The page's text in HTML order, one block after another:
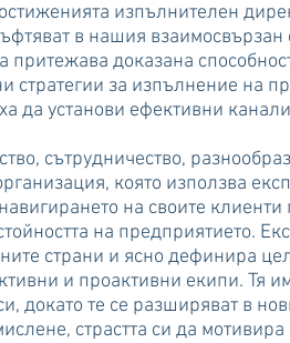
изпълнителен
в нашия взаимосвързан
доказана
стратегии за изпълнение на
да установи ефективни
сътрудничество,
която използва
на своите
на предприятието.
страни и ясно дефинира
и проактивни екипи. Тя
докато те се разширяват в
страстта си да мотивира